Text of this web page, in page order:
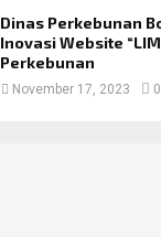
Dinas Perkebunan
Inovasi Website
Perkebunan
November 17, 2023 0